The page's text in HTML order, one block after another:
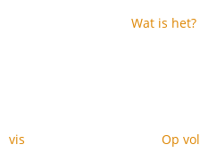
Wat is het?
vis Op